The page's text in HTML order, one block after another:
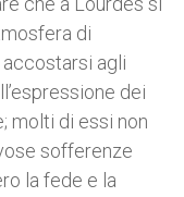
di
agli
dei
molti di essi non
sofferenze
la fede e la